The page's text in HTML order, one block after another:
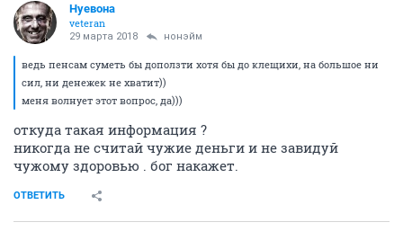
Нуевона
veteran
29 марта 2018 нонэйм
ведь пенсам суметь бы доползти хотя бы до клещихи, на большое ни
сил, ни денежек не хватит))
меня волнует этот вопрос, да)))
откуда такая информация ?
никогда не считай чужие деньги и не завидуй
чужому здоровью . бог накажет.
ОТВЕТИТЬ